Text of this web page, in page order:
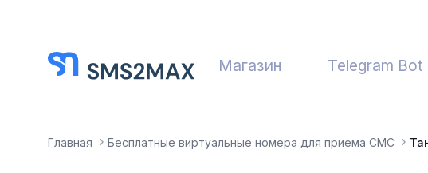
Магазин Telegram Bot
Главная Бесплатные виртуальные номера для приема СМС